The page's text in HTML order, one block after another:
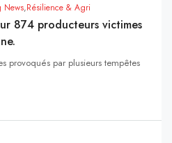
News,Résilience & Agri
874 producteurs victimes
provoqués par plusieurs tempêtes